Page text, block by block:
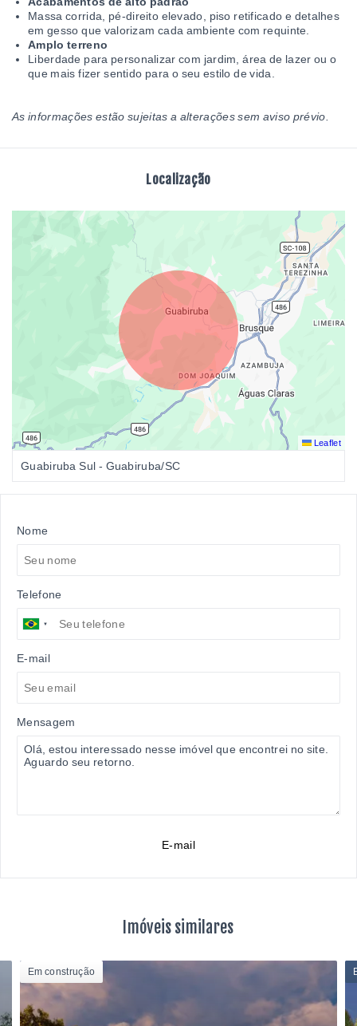
Massa corrida, pé-direito elevado, piso retificado e detalhes
em gesso que valorizam cada ambiente com requinte.
Amplo terreno
Liberdade para personalizar com jardim, área de lazer ou o
que mais fizer sentido para o seu estilo de vida.
As informações estão sujeitas a alterações sem aviso prévio.
Localização
Leaflet
Guabiruba Sul - Guabiruba/SC
Nome
Telefone
E-mail
Mensagem
E-mail
Imóveis similares
Em construção